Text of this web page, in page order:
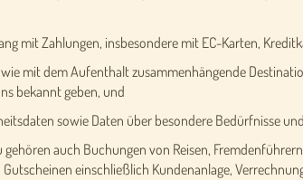
mit Zahlungen, insbesondere mit EC-Karten,
dem Aufenthalt zusammenhängende
bekannt geben, und
sowie Daten über besondere Bedürfnisse
auch Buchungen von Reisen,
einschließlich Kundenanlage,